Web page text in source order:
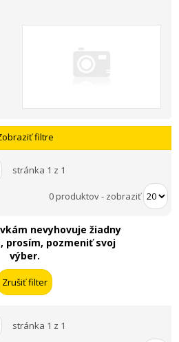
filtre
stránka 1 z 1
0 produktov- zobraziť
nevyhovuje žiadny
prosím, pozmeniť svoj
výber.
stránka 1 z 1